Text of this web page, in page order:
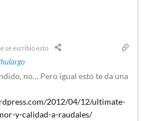
se escribió esto
no… Pero igual esto te da una
2012/04/12/ultimate-
y-calidad-a-raudales/